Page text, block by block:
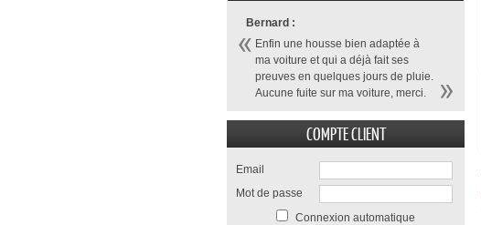
Bernard :
Enfin une housse bien adaptée à
ma voiture et qui a déjà fait ses
preuves en quelques jours de pluie.
Aucune fuite sur ma voiture, merci.
COMPTE CLIENT
Email
Mot de passe
Connexion automatique